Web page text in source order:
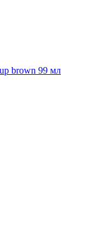
brown 99 мл